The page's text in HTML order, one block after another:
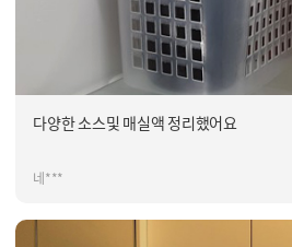
다양한 소스및 매실액 정리했어요
네***